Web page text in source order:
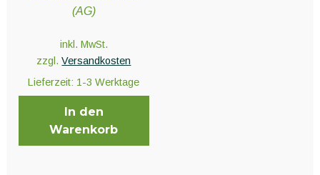
Pflanzenschutz und Biozide
Ernte und Verarbeitung
(AG)
inkl. MwSt.
zzgl.Versandkosten
Lieferzeit: 1-3 Werktage
In den
Warenkorb